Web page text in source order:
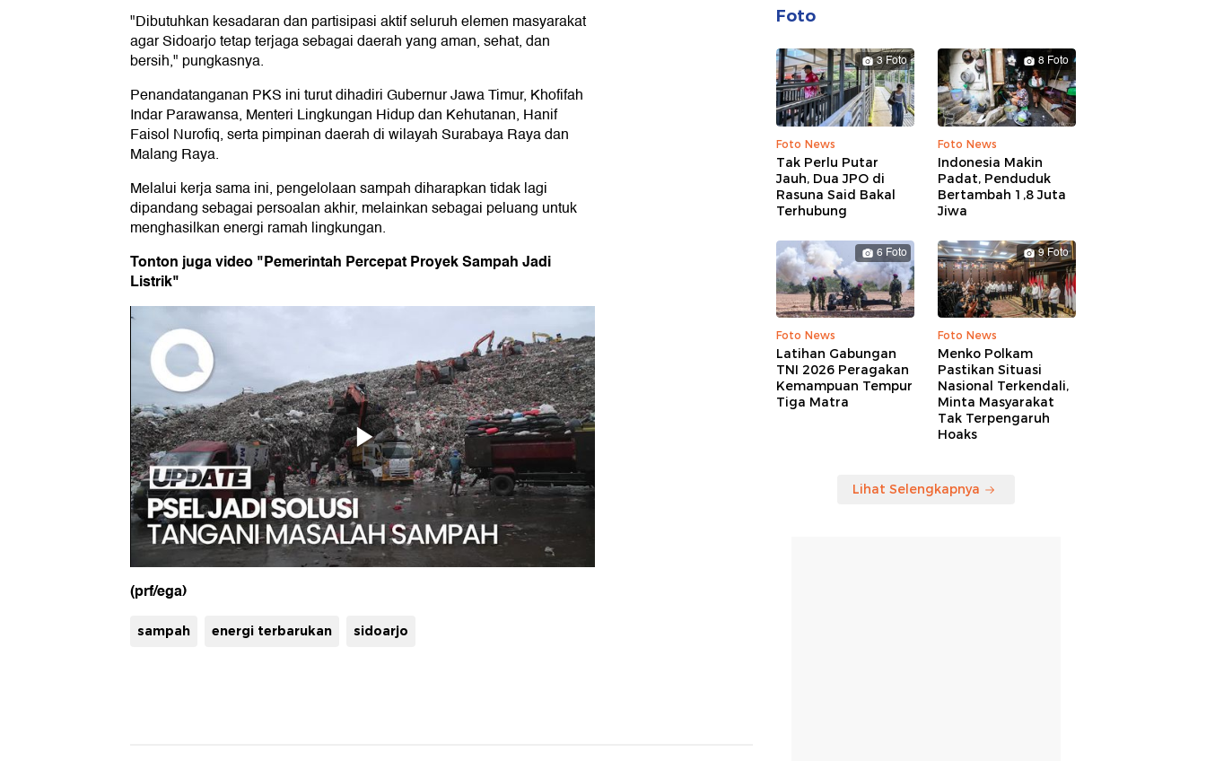
"Dibutuhkan kesadaran dan partisipasi aktif seluruh elemen masyarakat
agar Sidoarjo tetap terjaga sebagai daerah yang aman, sehat, dan
bersih," pungkasnya.
Penandatanganan PKS ini turut dihadiri Gubernur Jawa Timur, Khofifah
Indar Parawansa, Menteri Lingkungan Hidup dan Kehutanan, Hanif
Faisol Nurofiq, serta pimpinan daerah di wilayah Surabaya Raya dan
Malang Raya.
Melalui kerja sama ini, pengelolaan sampah diharapkan tidak lagi
dipandang sebagai persoalan akhir, melainkan sebagai peluang untuk
menghasilkan energi ramah lingkungan.
Tonton juga video "Pemerintah Percepat Proyek Sampah Jadi
Listrik"
(prf/ega)
sampah energi terbarukan sidoarjo
Foto
3 Foto
Foto News
Tak Perlu Putar
Jauh, Dua JPO di
Rasuna Said Bakal
Terhubung
8 Foto
Foto News
Indonesia Makin
Padat, Penduduk
Bertambah 1,8 Juta
Jiwa
6 Foto
Foto News
Latihan Gabungan
TNI 2026 Peragakan
Kemampuan Tempur
Tiga Matra
9 Foto
Foto News
Menko Polkam
Pastikan Situasi
Nasional Terkendali,
Minta Masyarakat
Tak Terpengaruh
Hoaks
Lihat Selengkapnya